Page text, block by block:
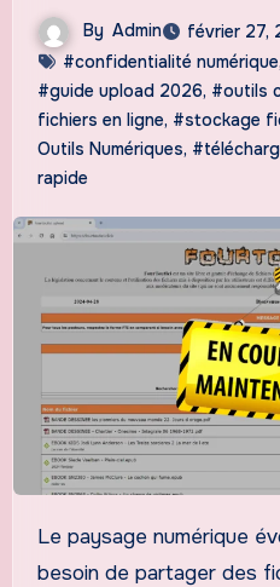
By Admin
février 27,
#confidentialité numérique,
#guide upload 2026, #outils
fichiers en ligne, #stockage
Outils Numériques,
rapide
Le paysage numérique évolue constamment, et le
besoin de partager des